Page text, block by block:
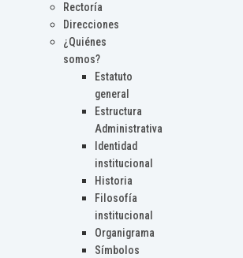
Rectoría
Direcciones
¿Quiénes
somos?
Estatuto
general
Estructura
Administrativa
Identidad
institucional
Historia
Filosofía
institucional
Organigrama
Símbolos